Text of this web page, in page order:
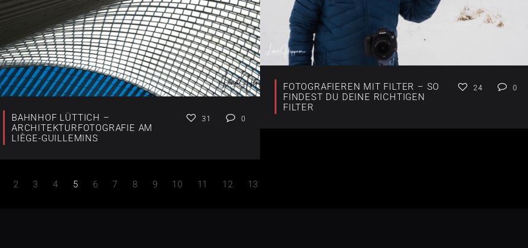
FOTOGRAFIEREN MIT FILTER – SO
FINDEST DU DEINE RICHTIGEN
FILTER
24 0
BAHNHOF LÜTTICH –
ARCHITEKTURFOTOGRAFIE AM
LIÈGE-GUILLEMINS
31 0
2 3 4 5 6 7 8 9 10 11 12 13